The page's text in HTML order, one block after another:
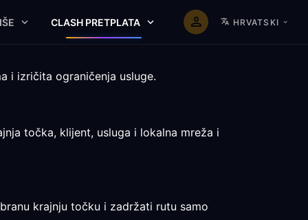
CLASH PRETPLATA HRVATSKI
i izričita ograničenja usluge.
točka, klijent, usluga i lokalna mreža i
krajnju točku i zadržati rutu samo